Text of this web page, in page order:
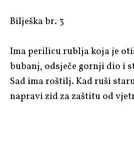
Bilješka br. 3
Ima perilicu rublja koja je
bubanj, odsječe gornji dio i
Sad ima roštilj. Kad ruši
napravi zid za zaštitu od